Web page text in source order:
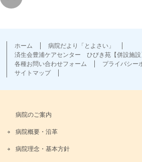
ホーム
病院だより「とよさい」
済生会豊浦ケアセンター ひびき苑【併設施設
各種お問い合わせフォーム
プライバシー
サイトマップ
病院のご案内
病院概要・沿革
病院理念・基本方針